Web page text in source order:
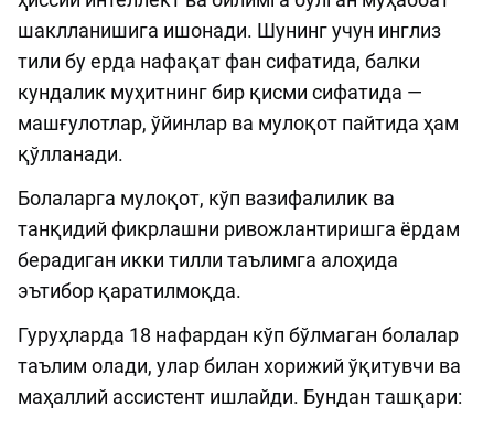
шаклланишига ишонади. Шунинг учун инглиз
тили бу ерда нафақат фан сифатида, балки
кундалик муҳитнинг бир қисми сифатида —
машғулотлар, ўйинлар ва мулоқот пайтида ҳам
қўлланади.
Болаларга мулоқот, кўп вазифалилик ва
танқидий фикрлашни ривожлантиришга ёрдам
берадиган икки тилли таълимга алоҳида
эътибор қаратилмоқда.
Гуруҳларда 18 нафардан кўп бўлмаган болалар
таълим олади, улар билан хорижий ўқитувчи ва
маҳаллий ассистент ишлайди. Бундан ташқари: